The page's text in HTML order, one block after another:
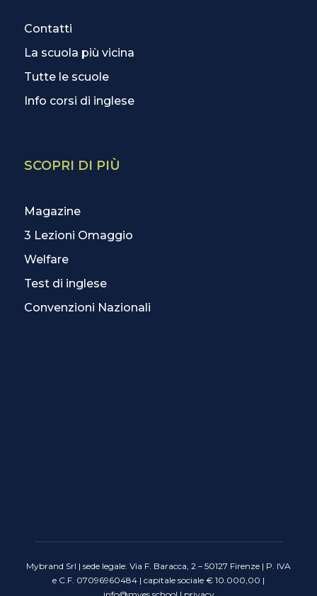
Contatti
La scuola più vicina
Tutte le scuole
Info corsi di inglese
SCOPRI DI PIÙ
Magazine
3 Lezioni Omaggio
Welfare
Test di inglese
Convenzioni Nazionali
Mybrand Srl | sede legale: Via F. Baracca, 2 – 50127 Firenze | P. IVA
e C.F. 07096960484 | capitale sociale € 10.000,00 |